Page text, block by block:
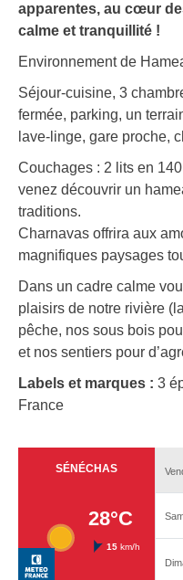
apparentes, au cœur
calme et tranquillité !
Environnement de
Séjour-cuisine, 3
fermée, parking, un
lave-linge, gare proche,
Couchages : 2 lits en
venez découvrir un
traditions.
Charnavas offrira aux
magnifiques paysages
Dans un cadre calme
plaisirs de notre rivière
pêche, nos sous bois
et nos sentiers pour
Labels et marques : 3
France